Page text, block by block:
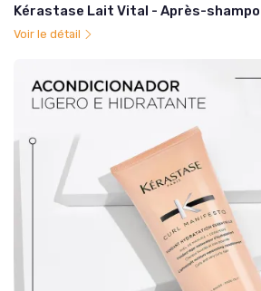
Kérastase Lait Vital - Après-
Voir le détail